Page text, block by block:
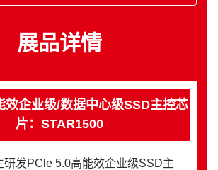
展品详情
效企业级/数据中心级SSD主控芯
片：STAR1500
研发PCle 5.0高能效企业级SSD主